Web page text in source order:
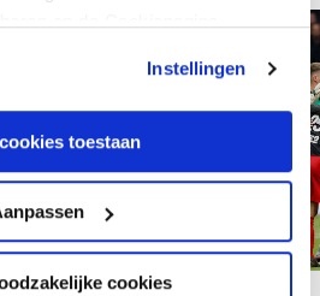
Instellingen
toestaan
cookies